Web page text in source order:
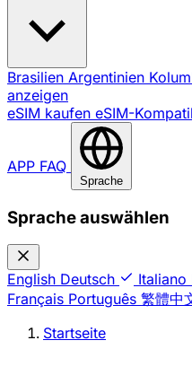
Brasilien Argentinien
anzeigen
eSIM kaufen eSIM-
APP FAQ
Sprache
Sprache auswählen
English Deutsch Italiano
Français Português 繁體中
Startseite